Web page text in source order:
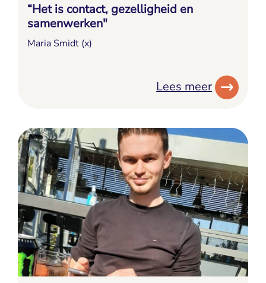
“Het is contact, gezelligheid en
samenwerken"
Maria Smidt (x)
Lees meer